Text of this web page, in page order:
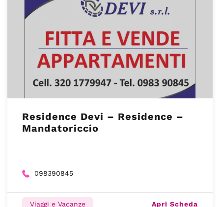
Residence Devi – Residence –
Mandatoriccio
098390845
Viaggi e Vacanze Apri Scheda